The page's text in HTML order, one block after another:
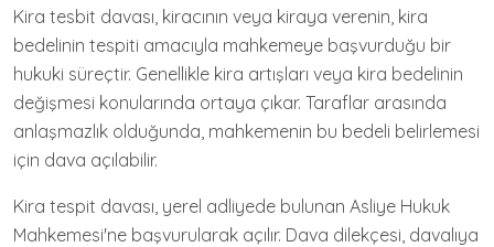
Kira tesbit davası, kiracının veya kiraya verenin, kira
bedelinin tespiti amacıyla mahkemeye başvurduğu bir
hukuki süreçtir. Genellikle kira artışları veya kira bedelinin
değişmesi konularında ortaya çıkar. Taraflar arasında
anlaşmazlık olduğunda, mahkemenin bu bedeli belirlemesi
için dava açılabilir.
Kira tespit davası, yerel adliyede bulunan Asliye Hukuk
Mahkemesi'ne başvurularak açılır. Dava dilekçesi, davalıya